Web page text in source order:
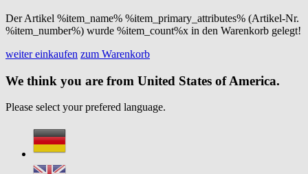
Der Artikel %item_name% %item_primary_attributes% (Artikel-Nr.
%item_number%) wurde %item_count%x in den Warenkorb gelegt!
weiter einkaufen zum Warenkorb
We think you are from United States of America.
Please select your prefered language.